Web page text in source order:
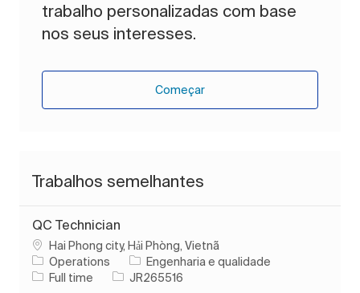
trabalho personalizadas com base
nos seus interesses.
Começar
Trabalhos semelhantes
QC Technician
Localização
Hai Phong city, Hải Phòng, Vietnã
Operations
Categoria
Engenharia e qualidade
Tipo de Trabalho
Full time ID do trabalho
JR265516